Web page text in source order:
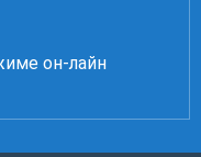
он-лайн